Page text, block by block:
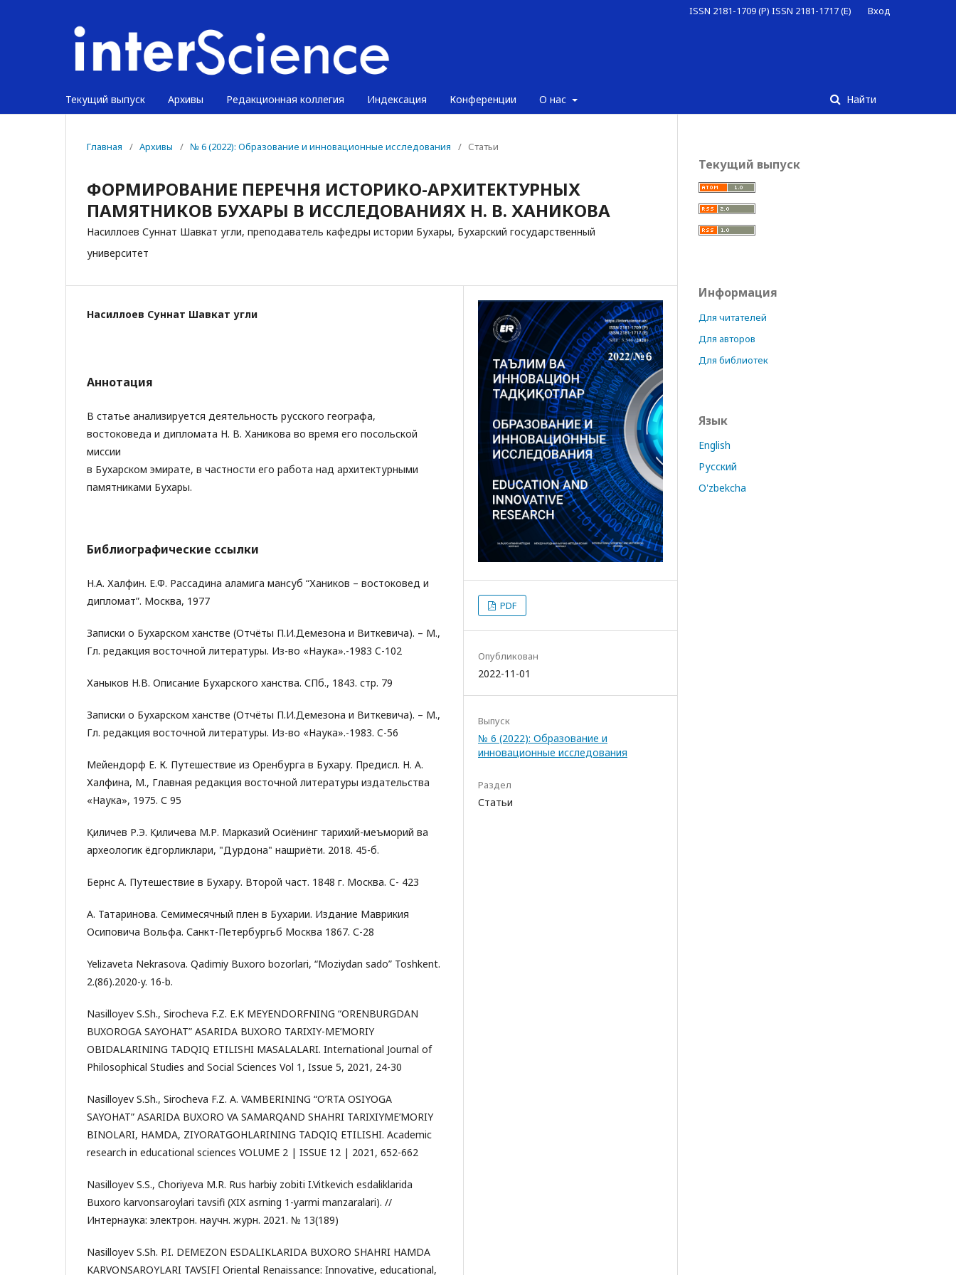
Текущий выпуск Архивы Редакционная коллегия Индексация Конференции О нас Найти
ISSN 2181-1709 (P) ISSN 2181-1717 (E) Вход
Главная / Архивы / № 6 (2022): Образование и инновационные исследования / Статьи
ФОРМИРОВАНИЕ ПЕРЕЧНЯ ИСТОРИКО-АРХИТЕКТУРНЫХ
ПАМЯТНИКОВ БУХАРЫ В ИССЛЕДОВАНИЯХ Н. В. ХАНИКОВА
Насиллоев Суннат Шавкат угли, преподаватель кафедры истории Бухары, Бухарский государственный
университет
Насиллоев Суннат Шавкат угли
Аннотация
В статье анализируется деятельность русского географа,
востоковеда и дипломата Н. В. Ханикова во время его посольской
миссии
в Бухарском эмирате, в частности его работа над архитектурными
памятниками Бухары.
Библиографические ссылки
Н.A. Халфин. Е.Ф. Рассадина қаламига мансуб “Хаников – востоковед и
дипломат”. Москва, 1977
Записки о Бухарском ханстве (Отчёты П.И.Демезона и Виткевича). – М.,
Гл. редакция восточной литературы. Из-во «Наука».-1983 C-102
Ханыков Н.В. Описание Бухарского ханства. СПб., 1843. стр. 79
Записки о Бухарском ханстве (Отчёты П.И.Демезона и Виткевича). – М.,
Гл. редакция восточной литературы. Из-во «Наука».-1983. C-56
Мейендорф Е. К. Путешествие из Оренбурга в Бухару. Предисл. Н. А.
Халфина, М., Главная редакция восточной литературы издательства
«Наука», 1975. С 95
Қиличев Р.Э. Қиличева М.Р. Марказий Осиёнинг тарихий-меъморий ва
археологик ёдгорликлари, "Дурдона" нашриёти. 2018. 45-б.
Бeрнс А. Путешествие в Бухару. Второй част. 1848 г. Москва. C- 423
А. Татаринова. Семимесячный плен в Бухарии. Издание Маврикия
Осиповича Вольфа. Санкт-Петербургьб Москва 1867. С-28
Yelizaveta Nekrasova. Qadimiy Buxoro bozorlari, “Moziydan sado” Toshkent.
2.(86).2020-y. 16-b.
Nasilloyev S.Sh., Sirocheva F.Z. E.K MEYENDORFNING “ORENBURGDAN
BUXOROGA SAYOHAT” ASARIDA BUXORO TARIXIY-ME’MORIY
OBIDALARINING TADQIQ ETILISHI MASALALARI. International Journal of
Philosophical Studies and Social Sciences Vol 1, Issue 5, 2021, 24-30
Nasilloyev S.Sh., Sirocheva F.Z. A. VAMBERINING “O’RTA OSIYOGA
SAYOHAT” ASARIDA BUXORO VA SAMARQAND SHAHRI TARIXIYME’MORIY
BINOLARI, HAMDA, ZIYORATGOHLARINING TADQIQ ETILISHI. Academic
research in educational sciences VOLUME 2 | ISSUE 12 | 2021, 652-662
Nasilloyev S.S., Choriyeva M.R. Rus harbiy zobiti I.Vitkevich esdaliklarida
Buxoro karvonsaroylari tavsifi (XIX asrning 1-yarmi manzaralari). //
Интернаука: электрон. научн. журн. 2021. № 13(189)
Nasilloyev S.Sh. P.I. DEMEZON ESDALIKLARIDA BUXORO SHAHRI HAMDA
KARVONSAROYLARI TAVSIFI Oriental Renaissance: Innovative, educational,
PDF
Опубликован
2022-11-01
Выпуск
№ 6 (2022): Образование и
инновационные исследования
Раздел
Статьи
Текущий выпуск
Информация
Для читателей
Для авторов
Для библиотек
Язык
English
Русский
O'zbekcha